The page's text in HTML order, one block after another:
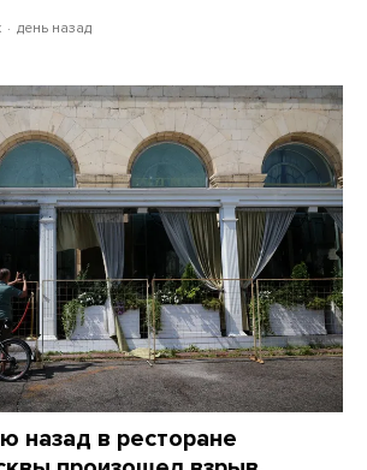
день назад
назад в ресторане